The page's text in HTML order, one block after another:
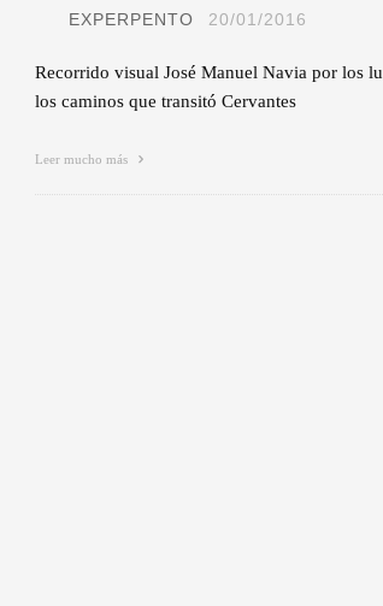
EXPERPENTO 20/01/2016
Recorrido visual José Manuel Navia por los
los caminos que transitó Cervantes
Leer mucho más